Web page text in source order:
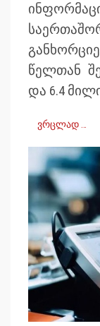
წელთან
და 6.4
ვრცლად …